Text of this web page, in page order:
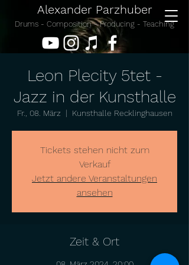
Alexander Parzhuber
Drums - Composition - Producing - Teaching
Leon Plecity 5tet -
Jazz in der Kunsthalle
Fr., 08. März
  |
Kunsthalle Recklinghausen
Tickets stehen nicht zum
Verkauf
Jetzt andere Veranstaltungen
ansehen
Zeit & Ort